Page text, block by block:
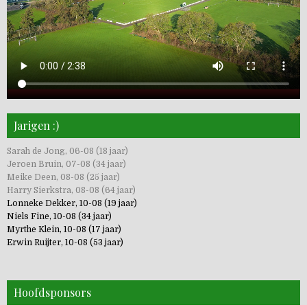
Jarigen :)
Sarah de Jong, 06-08 (18 jaar)
Jeroen Bruin, 07-08 (34 jaar)
Meike Deen, 08-08 (25 jaar)
Harry Sierkstra, 08-08 (64 jaar)
Lonneke Dekker, 10-08 (19 jaar)
Niels Fine, 10-08 (34 jaar)
Myrthe Klein, 10-08 (17 jaar)
Erwin Ruijter, 10-08 (53 jaar)
Hoofdsponsors